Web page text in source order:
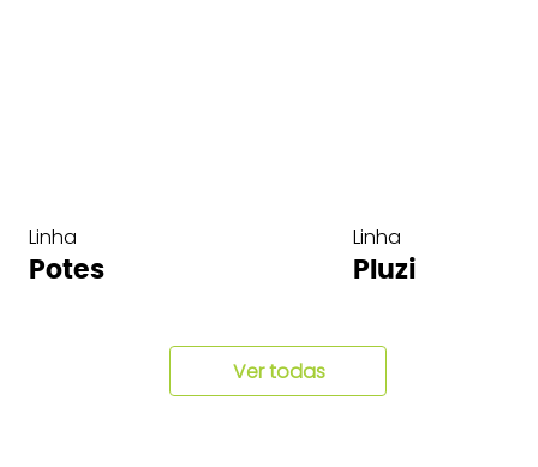
Linha
Potes
Linha
Pluzi
Ver todas